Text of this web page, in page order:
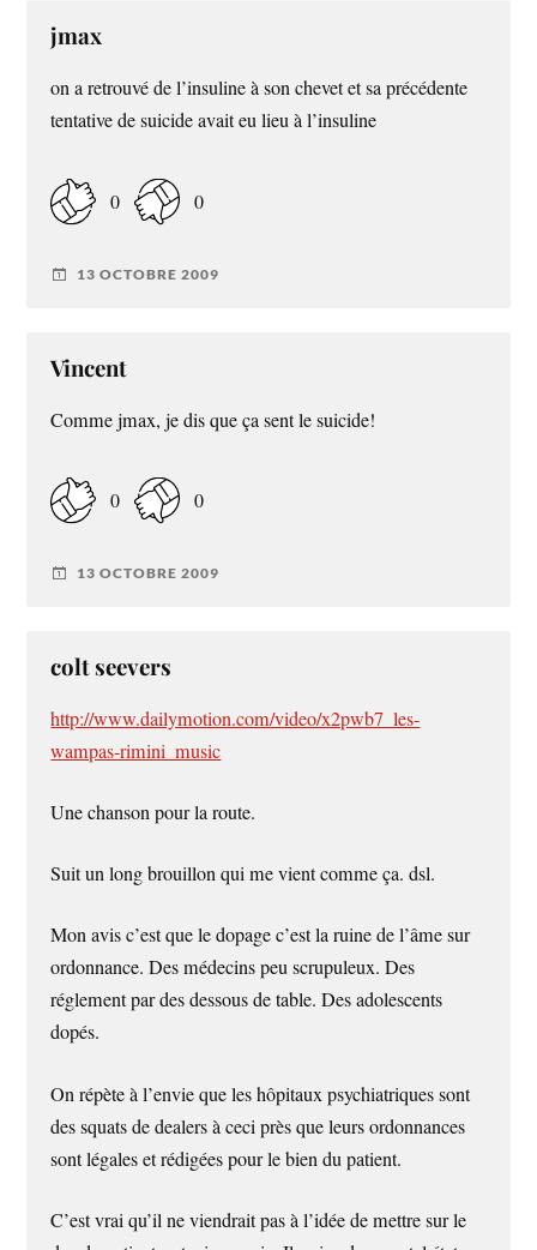
jmax
on a retrouvé de l’insuline à son chevet et sa précédente
tentative de suicide avait eu lieu à l’insuline
0 0
13 OCTOBRE 2009
Vincent
Comme jmax, je dis que ça sent le suicide!
0 0
13 OCTOBRE 2009
colt seevers
http://www.dailymotion.com/video/x2pwb7_les-
wampas-rimini_music
Une chanson pour la route.
Suit un long brouillon qui me vient comme ça. dsl.
Mon avis c’est que le dopage c’est la ruine de l’âme sur
ordonnance. Des médecins peu scrupuleux. Des
réglement par des dessous de table. Des adolescents
dopés.
On répète à l’envie que les hôpitaux psychiatriques sont
des squats de dealers à ceci près que leurs ordonnances
sont légales et rédigées pour le bien du patient.
C’est vrai qu’il ne viendrait pas à l’idée de mettre sur le